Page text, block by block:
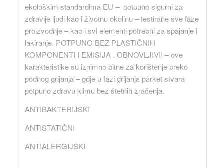
ekološkim standardima EU – potpuno sigurni za
zdravlje ljudi kao i životnu okolinu – testirane sve faze
proizvodnje – kao i svi elementi potrebni za spajanje i
lakiranje. POTPUNO BEZ PLASTIČNIH
KOMPONENTI I EMISIJA . OBNOVLJIVI! – ove
karakteristike su iznimno bitne za korištenje preko
podnog grijanja – gdje u fazi grijanja parket stvara
potpuno zdravu klimu bez štetnih zračenja.
ANTIBAKTERIJSKI
ANTISTATIČNI
ANTIALERGIJSKI